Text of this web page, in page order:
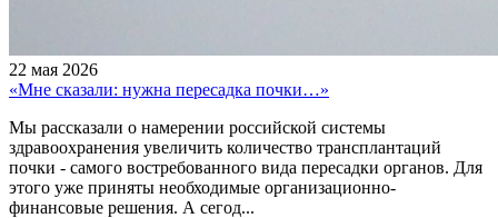
22 мая 2026
«Мне сказали: нужна пересадка почки…»
Мы рассказали о намерении российской системы
здравоохранения увеличить количество трансплантаций
почки - самого востребованного вида пересадки органов. Для
этого уже приняты необходимые организационно-
финансовые решения. А сегод...